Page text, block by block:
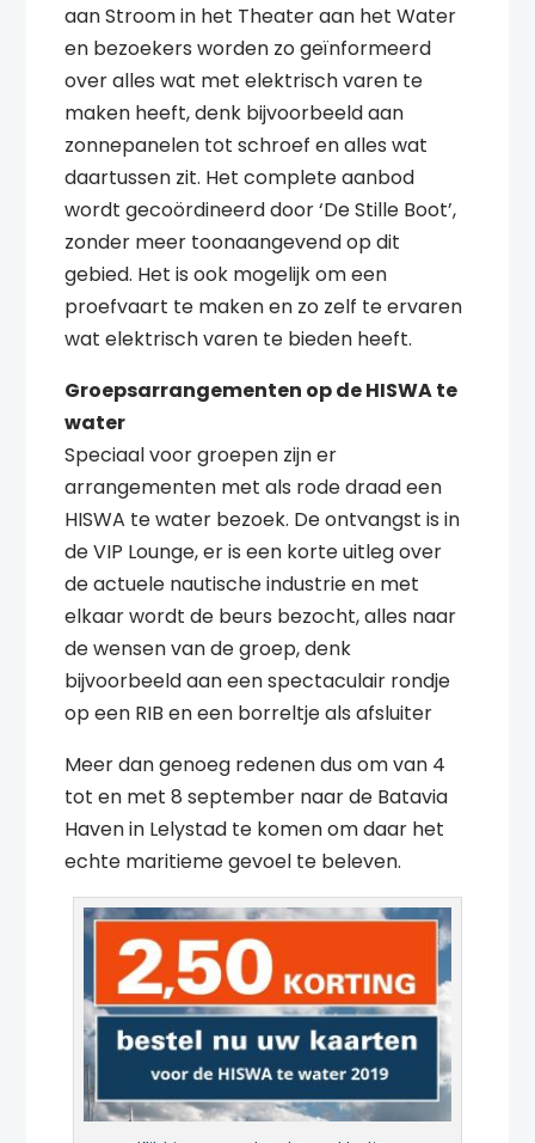
aan Stroom in het Theater aan het Water
en bezoekers worden zo geïnformeerd
over alles wat met elektrisch varen te
maken heeft, denk bijvoorbeeld aan
zonnepanelen tot schroef en alles wat
daartussen zit. Het complete aanbod
wordt gecoördineerd door ‘De Stille Boot’,
zonder meer toonaangevend op dit
gebied. Het is ook mogelijk om een
proefvaart te maken en zo zelf te ervaren
wat elektrisch varen te bieden heeft.
Groepsarrangementen op de HISWA te
water
Speciaal voor groepen zijn er
arrangementen met als rode draad een
HISWA te water bezoek. De ontvangst is in
de VIP Lounge, er is een korte uitleg over
de actuele nautische industrie en met
elkaar wordt de beurs bezocht, alles naar
de wensen van de groep, denk
bijvoorbeeld aan een spectaculair rondje
op een RIB en een borreltje als afsluiter
Meer dan genoeg redenen dus om van 4
tot en met 8 september naar de Batavia
Haven in Lelystad te komen om daar het
echte maritieme gevoel te beleven.